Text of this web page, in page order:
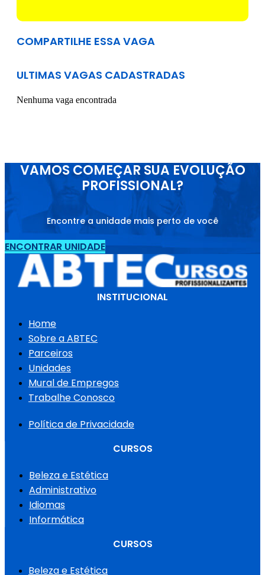
COMPARTILHE ESSA VAGA
ULTIMAS VAGAS CADASTRADAS
Nenhuma vaga encontrada
VAMOS COMEÇAR SUA EVOLUÇÃO
PROFISSIONAL?
Encontre a unidade mais perto de você
ENCONTRAR UNIDADE
INSTITUCIONAL
Home
Sobre a ABTEC
Parceiros
Unidades
Mural de Empregos
Trabalhe Conosco
Política de Privacidade
CURSOS
Beleza e Estética
Administrativo
Idiomas
Informática
CURSOS
Beleza e Estética